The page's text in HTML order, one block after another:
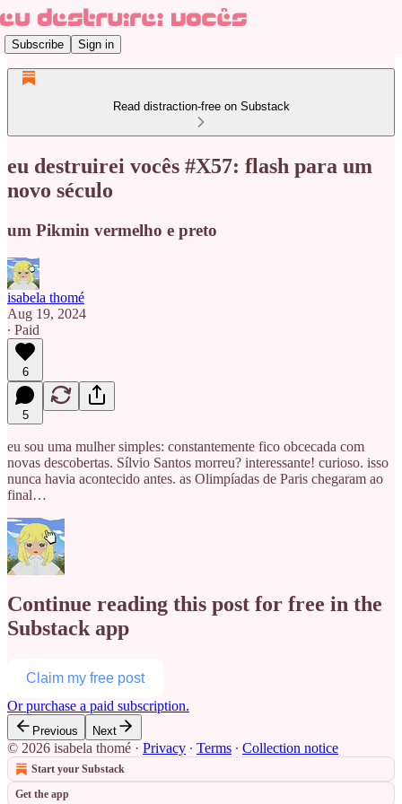
Subscribe Sign in
Read distraction-free on Substack
eu destruirei vocês #X57: flash para um
novo século
um Pikmin vermelho e preto
isabela thomé
Aug 19, 2024
∙ Paid
6
5
eu sou uma mulher simples: constantemente fico obcecada com
novas descobertas. Sílvio Santos morreu? interessante! curioso. isso
nunca havia acontecido antes. as Olimpíadas de Paris chegaram ao
final…
Continue reading this post for free in the
Substack app
Claim my free post
Or purchase a paid subscription.
Previous Next
© 2026 isabela thomé · Privacy ∙ Terms ∙ Collection notice
Start your Substack
Get the app